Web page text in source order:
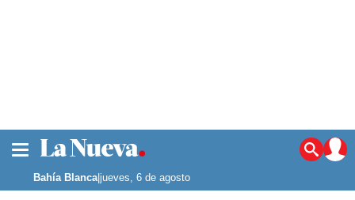
Noticias
La ciudad
Punta Alta
Bahía Blanca|jueves, 6 de agosto